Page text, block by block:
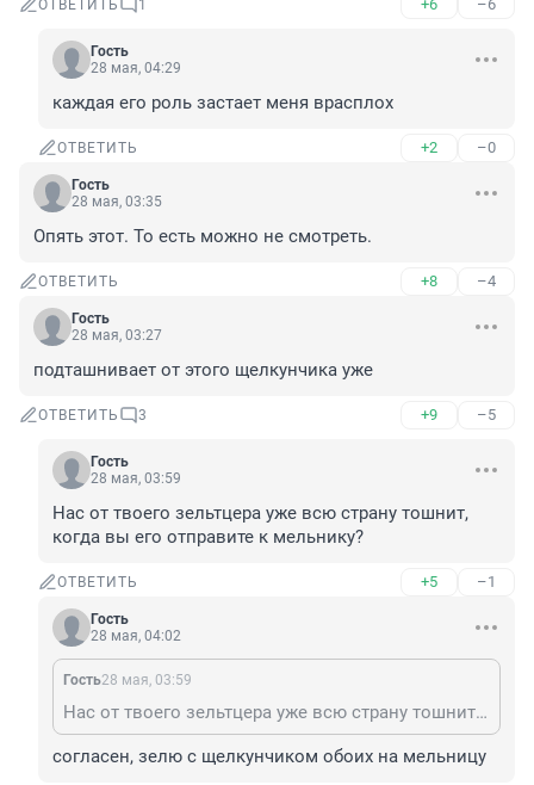
ОТВЕТИТЬ 1 +6 –6
Гость
28 мая, 04:29
каждая его роль застает меня врасплох
ОТВЕТИТЬ +2 –0
Гость
28 мая, 03:35
Опять этот. То есть можно не смотреть.
ОТВЕТИТЬ +8 –4
Гость
28 мая, 03:27
подташнивает от этого щелкунчика уже
ОТВЕТИТЬ 3 +9 –5
Гость
28 мая, 03:59
Нас от твоего зельтцера уже всю страну тошнит,
когда вы его отправите к мельнику?
ОТВЕТИТЬ +5 –1
Гость
28 мая, 04:02
Гость28 мая, 03:59
Нас от твоего зельтцера уже всю страну тошнит, когда вы его отправите к мельнику?
согласен, зелю с щелкунчиком обоих на мельницу